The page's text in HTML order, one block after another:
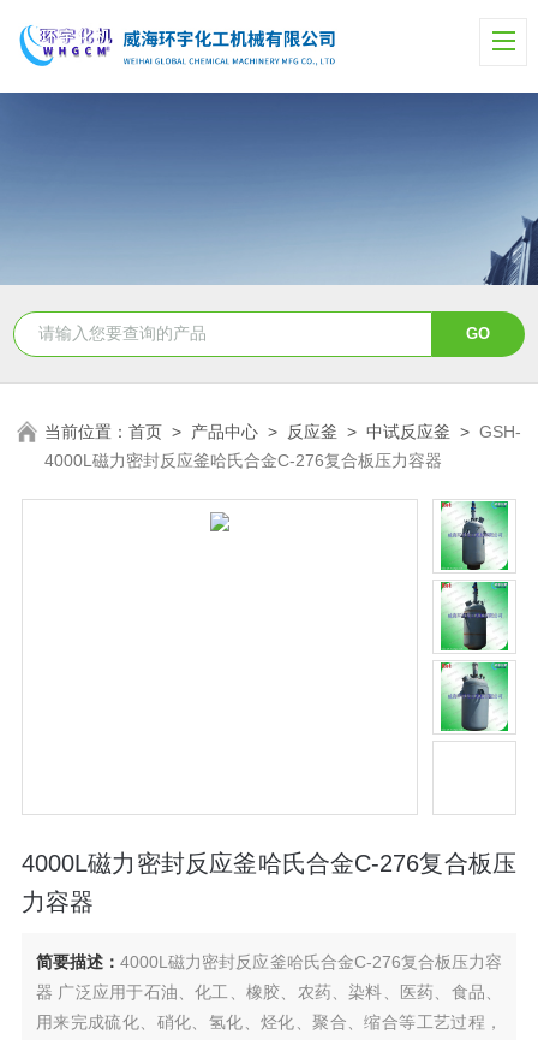
当前位置：首页 > 产品中心 > 反应釜 >中试反应釜 >GSH-
4000L磁力密封反应釜哈氏合金C-276复合板压力容器
4000L磁力密封反应釜哈氏合金C-276复合板压
力容器
简要描述：4000L磁力密封反应釜哈氏合金C-276复合板压力容
器 广泛应用于石油、化工、橡胶、农药、染料、医药、食品、
用来完成硫化、硝化、氢化、烃化、聚合、缩合等工艺过程，